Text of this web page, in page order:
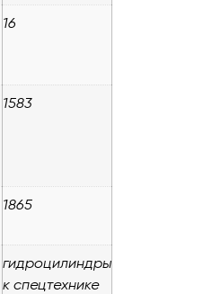
16
1583
1865
гидроцилиндры
к спецтехнике